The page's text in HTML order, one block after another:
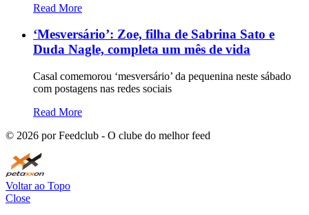
Read More
‘Mesversário’: Zoe, filha de Sabrina Sato e
Duda Nagle, completa um mês de vida
Casal comemorou ‘mesversário’ da pequenina neste sábado
com postagens nas redes sociais
Read More
© 2026 por Feedclub - O clube do melhor feed
Voltar ao Topo
Close